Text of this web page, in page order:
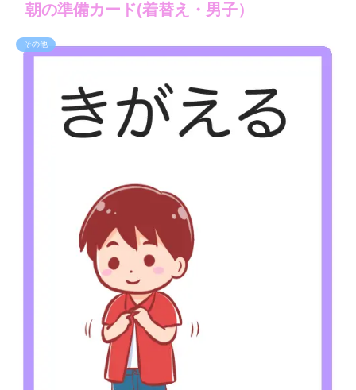
朝の準備カード(着替え・男子）
その他